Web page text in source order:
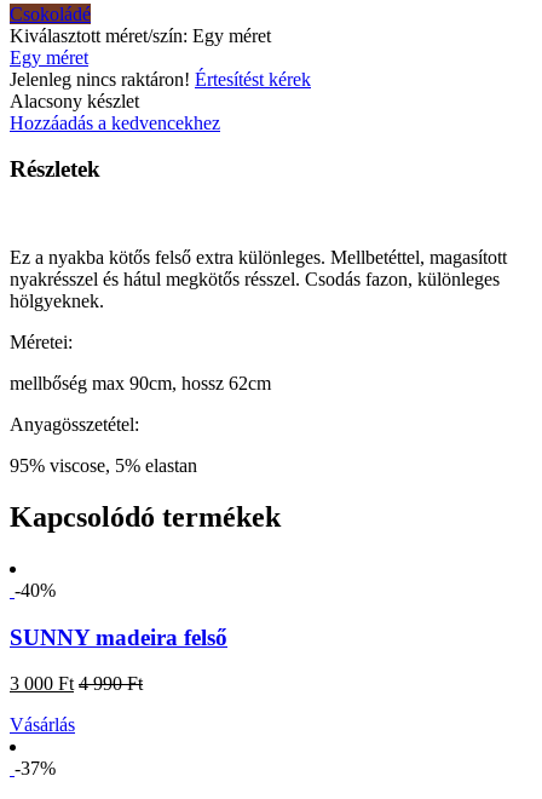
Csokoládé
Kiválasztott méret/szín: Egy méret
Egy méret
Jelenleg nincs raktáron! Értesítést kérek
Alacsony készlet
Hozzáadás a kedvencekhez
Részletek
Ez a nyakba kötős felső extra különleges. Mellbetéttel, magasított
nyakrésszel és hátul megkötős résszel. Csodás fazon, különleges
hölgyeknek.
Méretei:
mellbőség max 90cm, hossz 62cm
Anyagösszetétel:
95% viscose, 5% elastan
Kapcsolódó termékek
-40%
SUNNY madeira felső
3 000 Ft 4 990 Ft
Vásárlás
-37%